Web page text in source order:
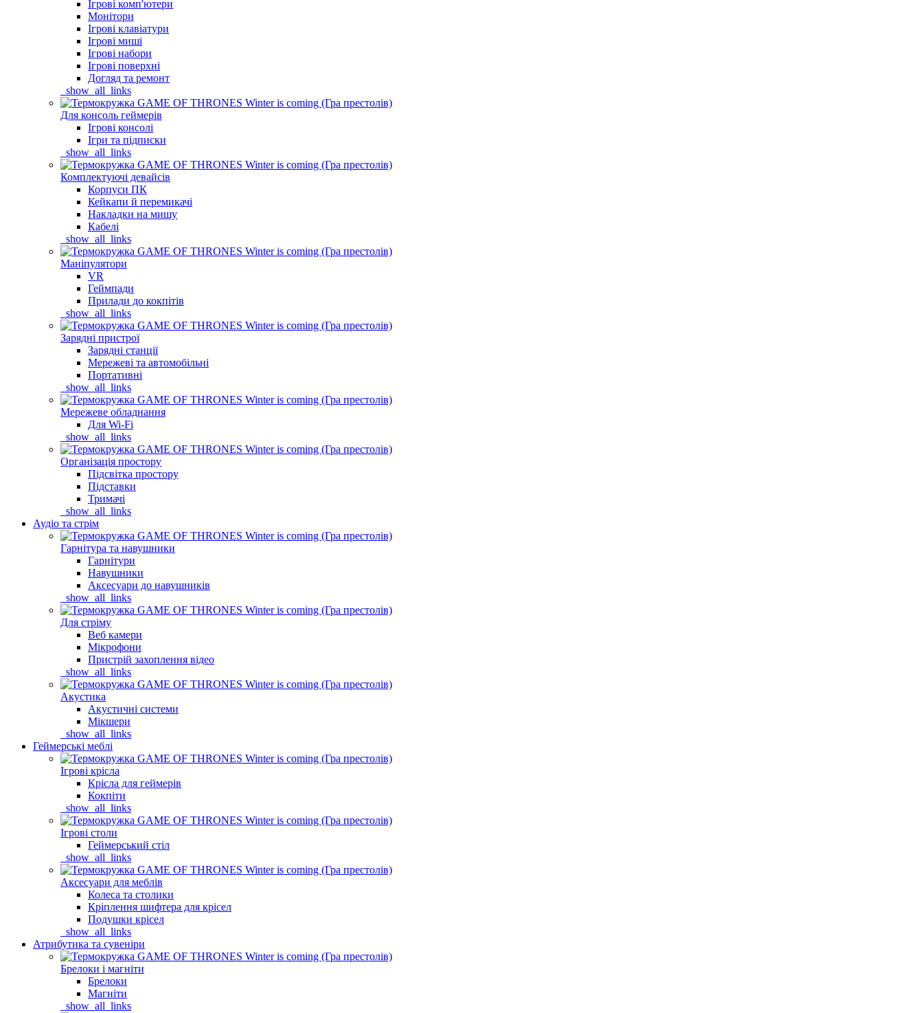
Ігрові комп'ютери
Монітори
Ігрові клавіатури
Ігрові миші
Ігрові набори
Ігрові поверхні
Догляд та ремонт
_show_all_links
Для консоль геймерів
Ігрові консолі
Ігри та підписки
_show_all_links
Комплектуючі девайсів
Корпуси ПК
Кейкапи й перемикачі
Накладки на мишу
Кабелі
_show_all_links
Маніпулятори
VR
Геймпади
Прилади до кокпітів
_show_all_links
Зарядні пристрої
Зарядні станції
Мережеві та автомобільні
Портативні
_show_all_links
Мережеве обладнання
Для Wi-Fi
_show_all_links
Організація простору
Підсвітка простору
Підставки
Тримачі
_show_all_links
Аудіо та стрім
Гарнітура та навушники
Гарнітури
Навушники
Аксесуари до навушників
_show_all_links
Для стріму
Веб камери
Мікрофони
Пристрій захоплення відео
_show_all_links
Акустика
Акустичні системи
Мікшери
_show_all_links
Геймерські меблі
Ігрові крісла
Крісла для геймерів
Кокпіти
_show_all_links
Ігрові столи
Геймерський стіл
_show_all_links
Аксесуари для меблів
Колеса та столики
Кріплення шифтера для крісел
Подушки крісел
_show_all_links
Атрибутика та сувеніри
Брелоки і магніти
Брелоки
Магніти
_show_all_links